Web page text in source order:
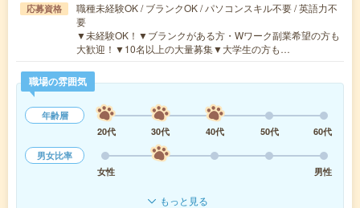
応募資格
職種未経験OK / ブランクOK / パソコンスキル不要 / 英語力不
要
▼未経験OK！▼ブランクがある方・Wワーク副業希望の方も
大歓迎！▼10名以上の大量募集▼大学生の方も…
職場の雰囲気
年齢層
20代
30代 40代 50代
60代
男女比率
女性
男性
もっと見る